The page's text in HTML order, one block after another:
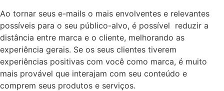
Ao tornar seus e-mails o mais envolventes e relevantes
possíveis para o seu público-alvo, é possível reduzir a
distância entre marca e o cliente, melhorando as
experiência gerais. Se os seus clientes tiverem
experiências positivas com você como marca, é muito
mais provável que interajam com seu conteúdo e
comprem seus produtos e serviços.